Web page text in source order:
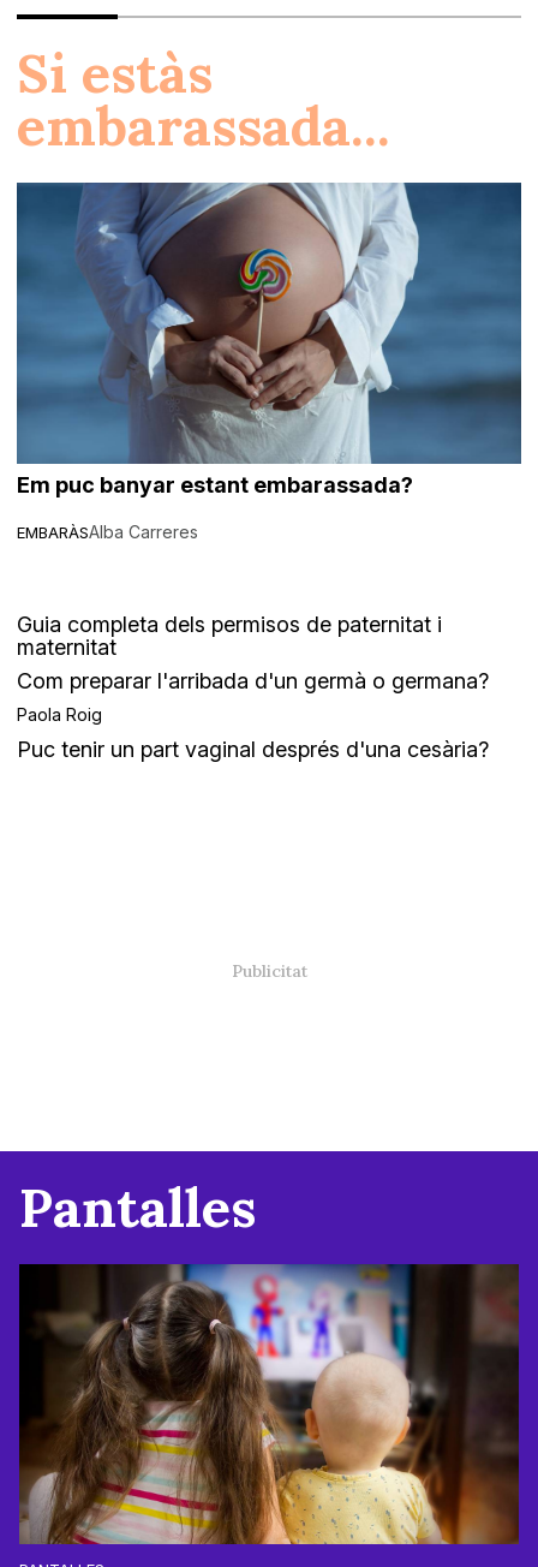
Si estàs
embarassada...
EMBARÀS
Em puc banyar estant embarassada?
Alba Carreres
Guia completa dels permisos de paternitat i
maternitat
Com preparar l'arribada d'un germà o germana?
Paola Roig
Puc tenir un part vaginal després d'una cesària?
Pantalles